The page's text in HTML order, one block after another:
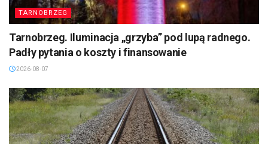
TARNOBRZEG
Tarnobrzeg. Iluminacja „grzyba” pod lupą radnego.
Padły pytania o koszty i finansowanie
2026-08-07